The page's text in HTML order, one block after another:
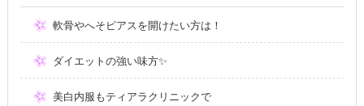
軟骨やへそピアスを開けたい方は！
ダイエットの強い味方✨
美白内服もティアラクリニックで